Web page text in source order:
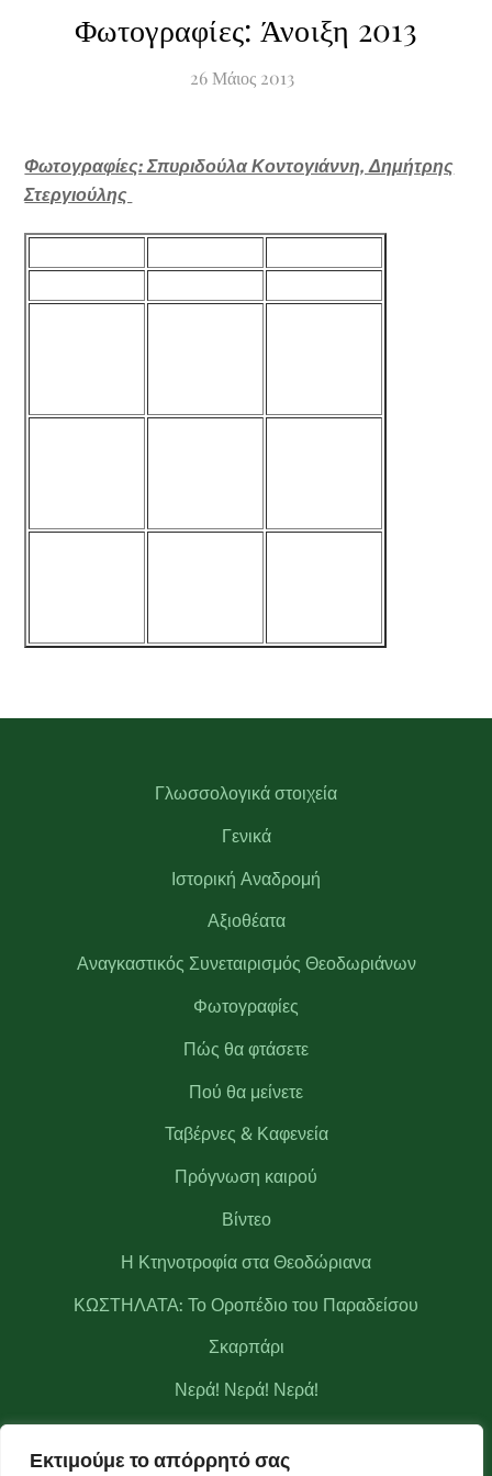
Εκτιμούμε το απόρρητό σας
Φωτογραφίες: Άνοιξη 2013
26 Μάιος 2013
Φωτογραφίες: Σπυριδούλα Κοντογιάννη, Δημήτρης
Στεργιούλης
Γλωσσολογικά στοιχεία
Γενικά
Ιστορική Αναδρομή
Αξιοθέατα
Αναγκαστικός Συνεταιρισμός Θεοδωριάνων
Φωτογραφίες
Πώς θα φτάσετε
Πού θα μείνετε
Ταβέρνες & Καφενεία
Πρόγνωση καιρού
Βίντεο
Η Κτηνοτροφία στα Θεοδώριανα
ΚΩΣΤΗΛΑΤΑ: Το Οροπέδιο του Παραδείσου
Σκαρπάρι
Νερά! Νερά! Νερά!